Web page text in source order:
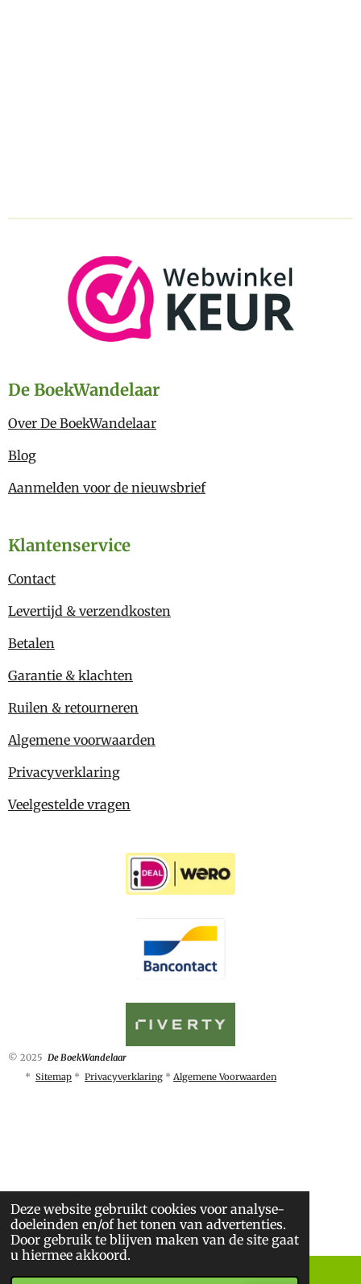
Deze website gebruikt cookies voor analyse-
doeleinden en/of het tonen van advertenties.
Door gebruik te blijven maken van de site gaat
u hiermee akkoord.
De BoekWandelaar
Over De BoekWandelaar
Blog
Aanmelden voor de nieuwsbrief
Klantenservice
Contact
Levertijd & verzendkosten
Betalen
Garantie & klachten
Ruilen & retourneren
Algemene voorwaarden
Privacyverklaring
Veelgestelde vragen
© 2025 De BoekWandelaar
* Sitemap * Privacyverklaring * Algemene Voorwaarden